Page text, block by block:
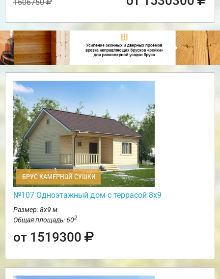
1606750
БРУС КАМЕРНОЙ СУШКИ
№107 Одноэтажный дом с террасой 8х9
Размер: 8х9 м
Общая площадь: 602
от 1519300